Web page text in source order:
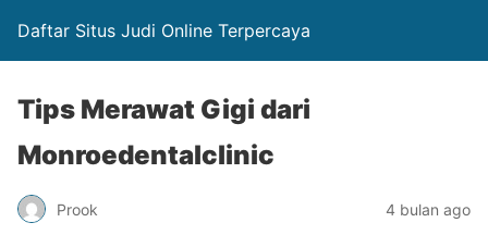
Daftar Situs Judi Online Terpercaya
Tips Merawat Gigi dari
Monroedentalclinic
Prook 4 bulan ago